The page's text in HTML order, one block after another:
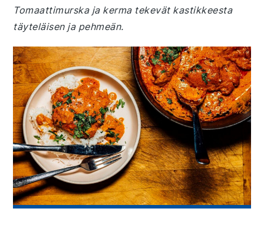
Tomaattimurska ja kerma tekevät kastikkeesta
täyteläisen ja pehmeän.